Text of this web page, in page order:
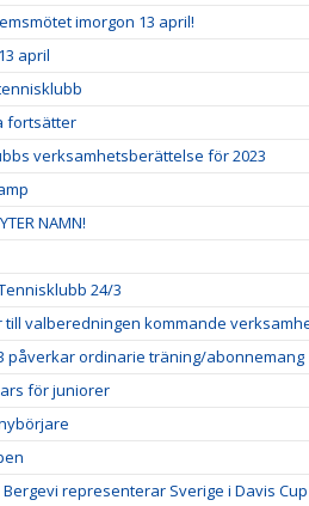
imorgon 13 april!
april
fortsätter
verksamhetsberättelse för 2023
NAMN!
24/3
till valberedningen kommande
påverkar ordinarie träning/abonnemang
för juniorer
representerar Sverige i Davis Cup